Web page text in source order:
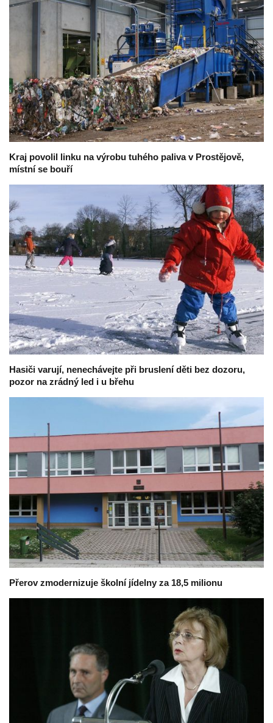
Kraj povolil linku na výrobu tuhého paliva v Prostějově,
místní se bouří
Hasiči varují, nenechávejte při bruslení děti bez dozoru,
pozor na zrádný led i u břehu
Přerov zmodernizuje školní jídelny za 18,5 milionu